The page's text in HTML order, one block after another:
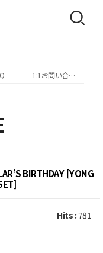
1:1お問い合わせ
BIRTHDAY [YONG
Hits :781